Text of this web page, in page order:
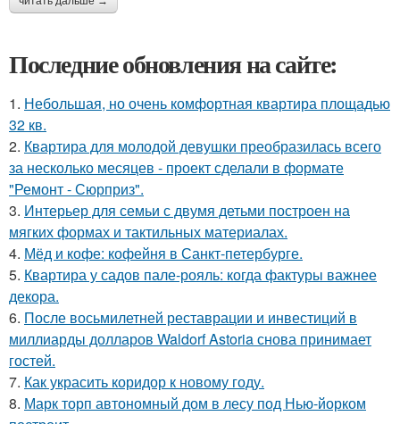
Последние обновления на сайте:
1. Небольшая, но очень комфортная квартира площадью
32 кв.
2. Квартира для молодой девушки преобразилась всего
за несколько месяцев - проект сделали в формате
"Ремонт - Сюрприз".
3. Интерьер для семьи с двумя детьми построен на
мягких формах и тактильных материалах.
4. Мёд и кофе: кофейня в Санкт-петербурге.
5. Квартира у садов пале-рояль: когда фактуры важнее
декора.
6. После восьмилетней реставрации и инвестиций в
миллиарды долларов Waldorf Astoria снова принимает
гостей.
7. Как украсить коридор к новому году.
8. Марк торп автономный дом в лесу под Нью-йорком